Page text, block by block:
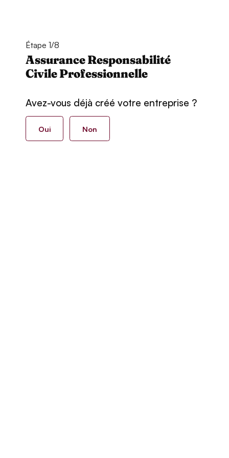
Étape 1/8
Assurance Responsabilité
Civile Professionnelle
Avez-vous déjà créé votre entreprise ?
Oui Non